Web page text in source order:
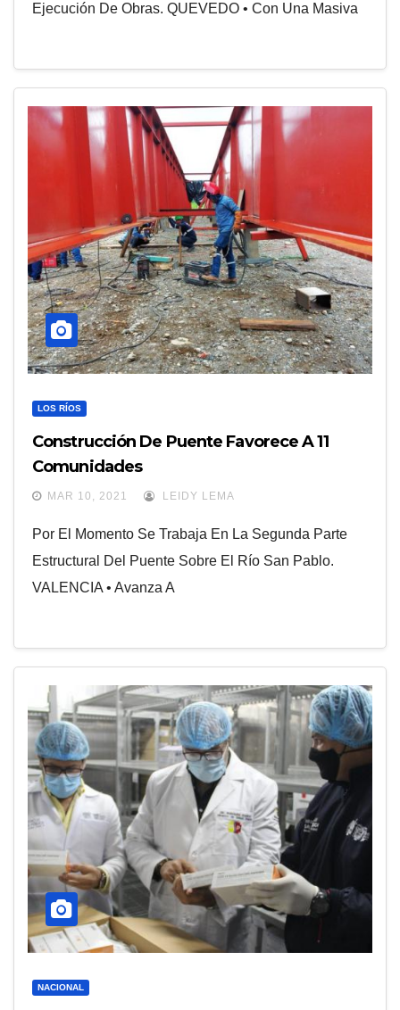
Ejecución De Obras. QUEVEDO • Con Una Masiva
LOS RÍOS
Construcción De Puente Favorece A 11
Comunidades
MAR 10, 2021 LEIDY LEMA
Por El Momento Se Trabaja En La Segunda Parte
Estructural Del Puente Sobre El Río San Pablo.
VALENCIA • Avanza A
NACIONAL